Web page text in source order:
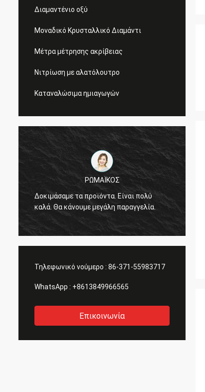
Διαμαντένιο οξύ
Μοναδικό Κρυσταλλικό Διαμάντι
Μέτρα μέτρησης ακρίβειας
Νιτρίωση με αλατόλουτρο
Καταναλώσιμα ημιαγωγών
ΡΩΜΑΪΚΟΣ
Δοκιμάσαμε τα προϊόντα. Είναι πολύ
καλά. Θα κάνουμε μεγάλη παραγγελία.
Τηλεφωνικό νούμερο : 86-371-55983717
WhatsApp : +8613849966565
Επικοινωνία